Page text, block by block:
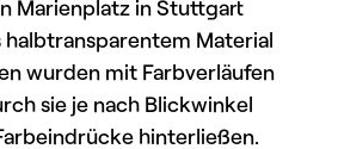
Marienplatz in Stuttgart
halbtransparentem Material
wurden mit Farbverläufen
sie je nach Blickwinkel
hinterließen.